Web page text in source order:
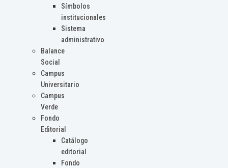
Símbolos
institucionales
Sistema
administrativo
Balance
Social
Campus
Universitario
Campus
Verde
Fondo
Editorial
Catálogo
editorial
Fondo